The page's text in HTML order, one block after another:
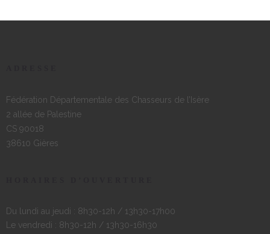
Fédération Départementale des Chasseurs de l’Isère
2 allée de Palestine
CS 90018
38610 Gières
Du lundi au jeudi : 8h30-12h / 13h30-17h00
Le vendredi : 8h30-12h / 13h30-16h30